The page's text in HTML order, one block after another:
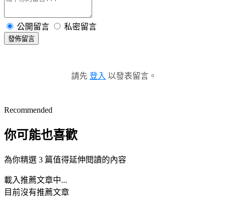
公開留言 私密留言
發佈留言
請先 登入 以發表留言。
Recommended
你可能也喜歡
為你精選 3 篇值得延伸閱讀的內容
載入推薦文章中...
目前沒有推薦文章